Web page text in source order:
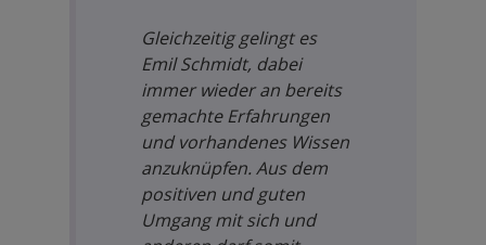
Gleichzeitig gelingt es
Emil Schmidt, dabei
immer wieder an bereits
gemachte Erfahrungen
und vorhandenes Wissen
anzuknüpfen. Aus dem
positiven und guten
Umgang mit sich und